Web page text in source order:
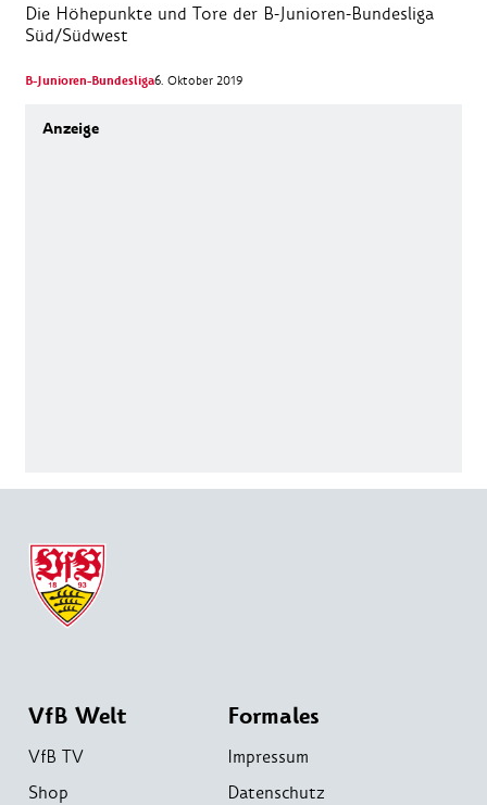
Die Höhepunkte und Tore der B-Junioren-Bundesliga
Süd/Südwest
B-Junioren-Bundesliga6. Oktober 2019
VfB Welt
VfB TV
Shop
Formales
Impressum
Datenschutz